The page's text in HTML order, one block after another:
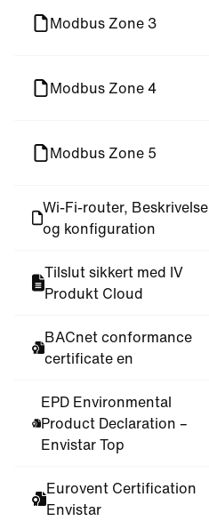
Modbus Zone 3
Modbus Zone 4
Modbus Zone 5
Wi-Fi-router, Beskrivelse
og konfiguration
Tilslut sikkert med IV
Produkt Cloud
BACnet conformance
certificate en
EPD Environmental
Product Declaration –
Envistar Top
Eurovent Certification
Envistar